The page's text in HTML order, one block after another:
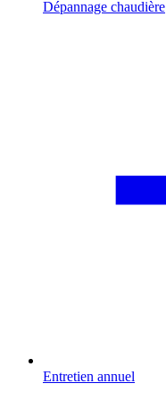
Dépannage chaudière
Entretien annuel